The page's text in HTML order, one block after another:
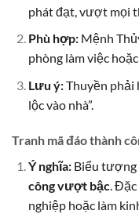
phát đạt, vượt mọi
Phù hợp:Mệnh
phòng làm việc
Lưu ý:Thuyền phải
lộc vào nhà”.
Tranh mã đáo thành
Ý nghĩa:Biểu tượng
công vượt bậc.
nghiệp hoặc làm